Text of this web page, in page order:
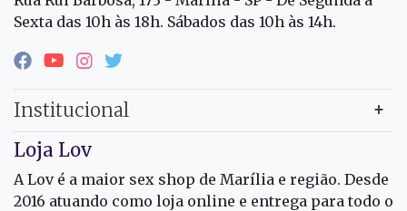
Sexta das 10h às 18h. Sábados das 10h às 14h.
Institucional
Loja Lov
A Lov é a maior sex shop de Marília e região. Desde
2016 atuando como loja online e entrega para todo o